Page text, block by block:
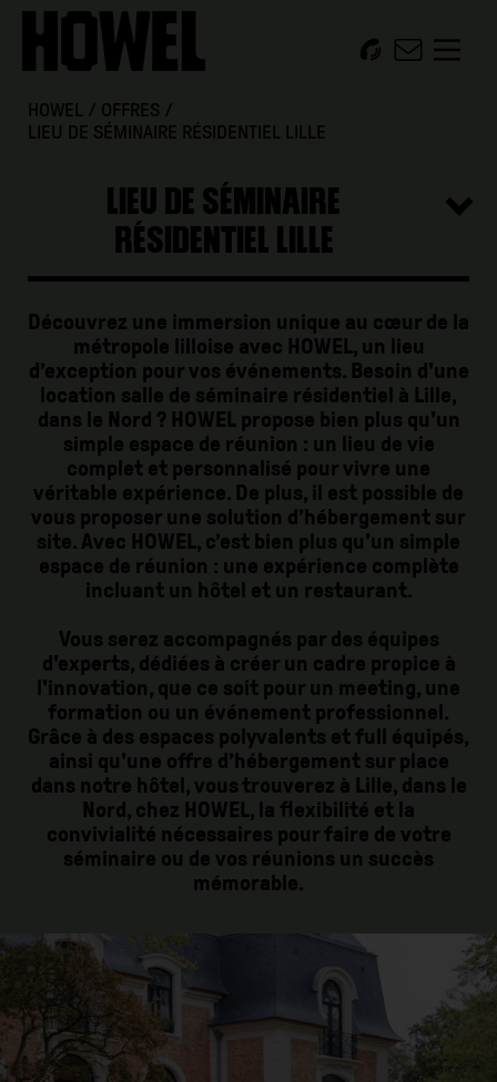
HOWEL / OFFRES /
LIEU DE SÉMINAIRE RÉSIDENTIEL LILLE
LIEU DE SÉMINAIRE
RÉSIDENTIEL LILLE
Découvrez une immersion unique au cœur de la
métropole lilloise avec HOWEL, un lieu
d’exception pour vos événements. Besoin d'une
location salle de séminaire résidentiel à Lille,
dans le Nord ? HOWEL propose bien plus qu'un
simple espace de réunion : un lieu de vie
complet et personnalisé pour vivre une
véritable expérience. De plus, il est possible de
vous proposer une solution d’hébergement sur
site. Avec HOWEL, c’est bien plus qu'un simple
espace de réunion : une expérience complète
incluant un hôtel et un restaurant.
Vous serez accompagnés par des équipes
d'experts, dédiées à créer un cadre propice à
l'innovation, que ce soit pour un meeting, une
formation ou un événement professionnel.
Grâce à des espaces polyvalents et full équipés,
ainsi qu'une offre d’hébergement sur place
dans notre hôtel, vous trouverez à Lille, dans le
Nord, chez HOWEL, la flexibilité et la
convivialité nécessaires pour faire de votre
séminaire ou de vos réunions un succès
mémorable.